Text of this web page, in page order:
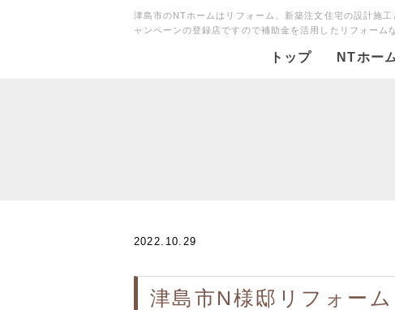
津島市のNTホームはリフォーム、新築注文住宅の設計施
ャンペーンの登録店ですので補助金を活用したリフォーム
トップ NTホー
2022.10.29
津島市N様邸リフォー